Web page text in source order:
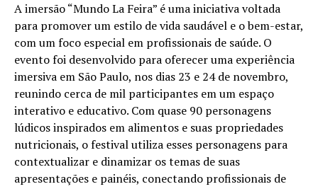
A imersão “Mundo La Feira” é uma iniciativa voltada
para promover um estilo de vida saudável e o bem-estar,
com um foco especial em profissionais de saúde. O
evento foi desenvolvido para oferecer uma experiência
imersiva em São Paulo, nos dias 23 e 24 de novembro,
reunindo cerca de mil participantes em um espaço
interativo e educativo. Com quase 90 personagens
lúdicos inspirados em alimentos e suas propriedades
nutricionais, o festival utiliza esses personagens para
contextualizar e dinamizar os temas de suas
apresentações e painéis, conectando profissionais de